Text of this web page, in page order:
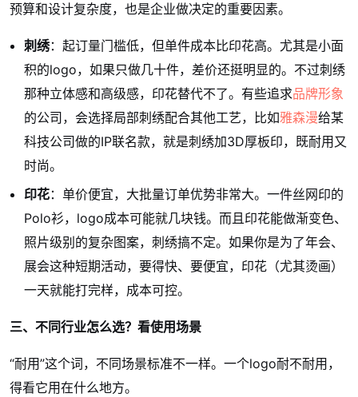
预算和设计复杂度，也是企业做决定的重要因素。
刺绣：起订量门槛低，但单件成本比印花高。尤其是小面
积的logo，如果只做几十件，差价还挺明显的。不过刺绣
那种立体感和高级感，印花替代不了。有些追求品牌形象
的公司，会选择局部刺绣配合其他工艺，比如雅森漫给某
科技公司做的IP联名款，就是刺绣加3D厚板印，既耐用又
时尚。
印花：单价便宜，大批量订单优势非常大。一件丝网印的
Polo衫，logo成本可能就几块钱。而且印花能做渐变色、
照片级别的复杂图案，刺绣搞不定。如果你是为了年会、
展会这种短期活动，要得快、要便宜，印花（尤其烫画）
一天就能打完样，成本可控。
三、不同行业怎么选？看使用场景
“耐用”这个词，不同场景标准不一样。一个logo耐不耐用，
得看它用在什么地方。